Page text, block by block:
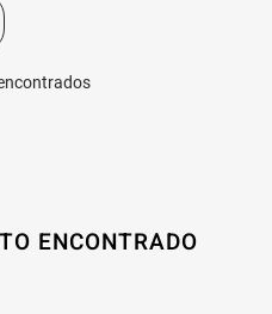
ENCONTRADO